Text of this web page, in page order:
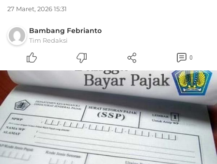
27 Maret, 2026 15:31
Bambang Febrianto
Tim Redaksi
0